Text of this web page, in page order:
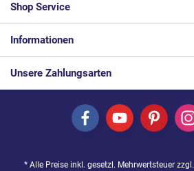
Shop Service
Informationen
Unsere Zahlungsarten
* Alle Preise inkl. gesetzl. Mehrwertsteuer zzgl.